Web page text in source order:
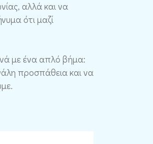
αλλά και να
ότι μαζί
με ένα απλό βήμα:
προσπάθεια και να